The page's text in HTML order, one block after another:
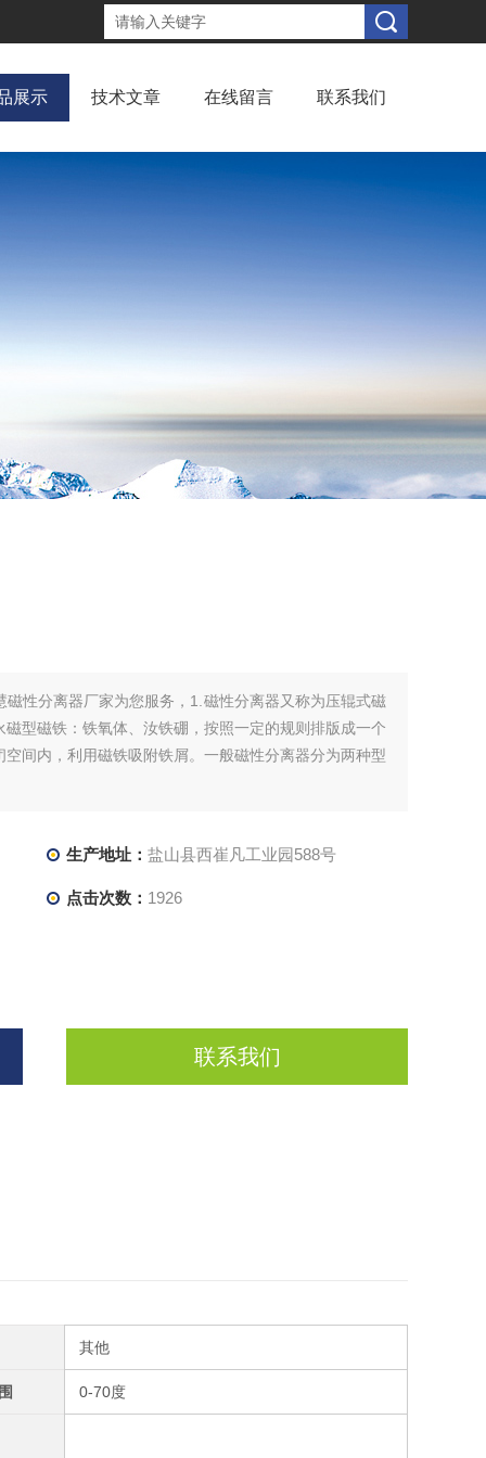
展示 技术文章 在线留言 联系我们
性分离器厂家为您服务，1.磁性分离器又称为压辊式磁
型磁铁：铁氧体、汝铁硼，按照一定的规则排版成一个
间内，利用磁铁吸附铁屑。一般磁性分离器分为两种型
生产地址： 盐山县西崔凡工业园588号
点击次数： 1926
联系我们
其他
0-70度